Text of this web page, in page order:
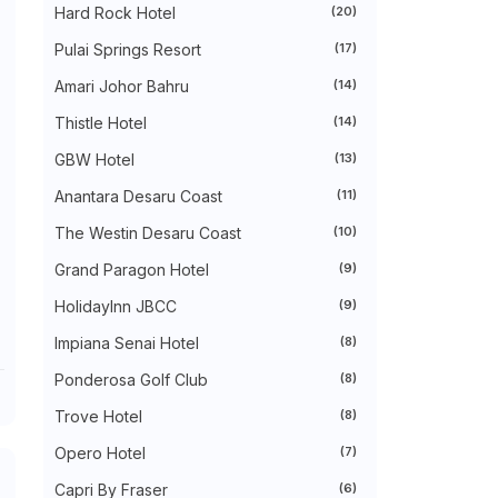
►July 2024(49)
►May 2024(34)
►March 2024(73)
► February 2024
▼2023(483)
►November 2023(40)
►September 2023(51)
►August 2023 (41)
July 2023
►June 2023(32)
►April 2023 (29)
▼February 2023(42)
GOODBYE FEBRUARY!
TRADISI RAMADAN' REN...
Hard Rock Hotel (20)
Pulai Springs Resort (17)
Amari Johor Bahru (14)
Thistle Hotel (14)
GBW Hotel (13)
Anantara Desaru Coast (11)
The Westin Desaru Coast (10)
Grand Paragon Hotel (9)
HolidayInn JBCC (9)
Impiana Senai Hotel (8)
Ponderosa Golf Club (8)
Trove Hotel (8)
Opero Hotel (7)
Capri By Fraser (6)